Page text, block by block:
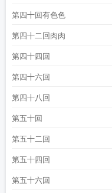
第四十回有色色
第四十二回肉肉
第四十四回
第四十六回
第四十八回
第五十回
第五十二回
第五十四回
第五十六回